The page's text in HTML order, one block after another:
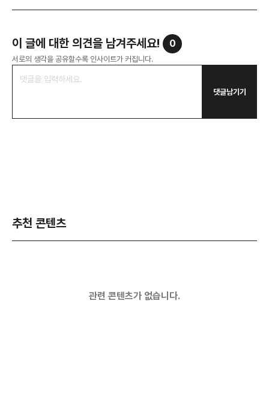
이 글에 대한 의견을 남겨주세요! 0
서로의 생각을 공유할수록 인사이트가 커집니다.
댓글남기기
추천 콘텐츠
관련 콘텐츠가 없습니다.